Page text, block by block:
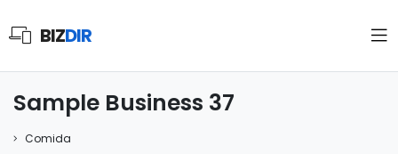
BIZDIR
Sample Business 37
Comida